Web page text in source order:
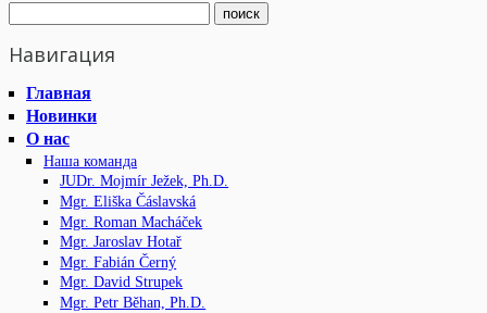
Навигация
Главная
Новинки
О нас
Наша команда
JUDr. Mojmír Ježek, Ph.D.
Mgr. Eliška Čáslavská
Mgr. Roman Macháček
Mgr. Jaroslav Hotař
Mgr. Fabián Černý
Mgr. David Strupek
Mgr. Petr Běhan, Ph.D.